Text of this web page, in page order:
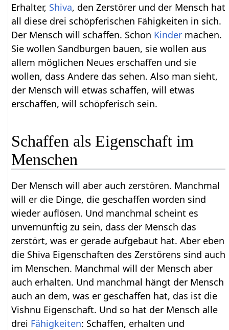
Erhalter, Shiva, den Zerstörer und der Mensch hat
all diese drei schöpferischen Fähigkeiten in sich.
Der Mensch will schaffen. Schon Kinder machen.
Sie wollen Sandburgen bauen, sie wollen aus
allem möglichen Neues erschaffen und sie
wollen, dass Andere das sehen. Also man sieht,
der Mensch will etwas schaffen, will etwas
erschaffen, will schöpferisch sein.
Schaffen als Eigenschaft im
Menschen
Der Mensch will aber auch zerstören. Manchmal
will er die Dinge, die geschaffen worden sind
wieder auflösen. Und manchmal scheint es
unvernünftig zu sein, dass der Mensch das
zerstört, was er gerade aufgebaut hat. Aber eben
die Shiva Eigenschaften des Zerstörens sind auch
im Menschen. Manchmal will der Mensch aber
auch erhalten. Und manchmal hängt der Mensch
auch an dem, was er geschaffen hat, das ist die
Vishnu Eigenschaft. Und so hat der Mensch alle
drei Fähigkeiten: Schaffen, erhalten und